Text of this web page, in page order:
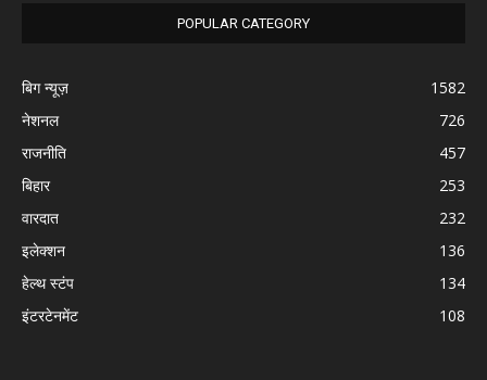
POPULAR CATEGORY
बिग न्यूज़
1582
नेशनल
726
राजनीति
457
बिहार
253
वारदात
232
इलेक्शन
136
हेल्थ स्टंप
134
इंटरटेनमेंट
108